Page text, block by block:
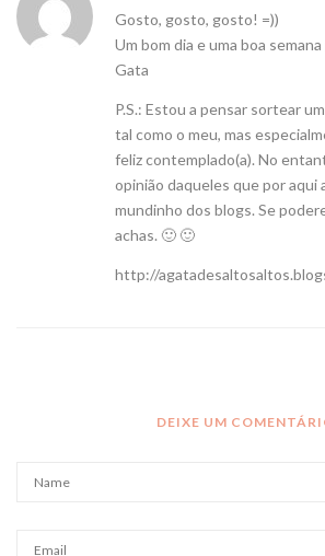
Gosto, gosto, gosto! =))
Um bom dia e uma boa
Gata
P.S.: Estou a pensar sortear
tal como o meu, mas
feliz contemplado(a). No
opinião daqueles que por aqui
mundinho dos blogs. Se
achas. 🙂 🙂
http://
DEIXE UM